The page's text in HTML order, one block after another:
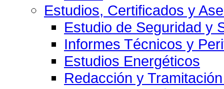
Estudios, Certificados y
Estudio de Seguridad y
Informes Técnicos y
Estudios Energéticos
Redacción y